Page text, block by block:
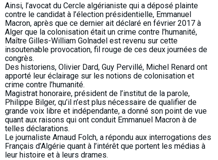
Ainsi, l’avocat du Cercle algérianiste qui a déposé plainte
contre le candidat à l’élection présidentielle, Emmanuel
Macron, après que ce dernier ait déclaré en février 2017 à
Alger que la colonisation était un crime contre l’humanité,
Maître Gilles-William Golnadel est revenu sur cette
insoutenable provocation, fil rouge de ces deux journées de
congrès.
Des historiens, Olivier Dard, Guy Pervillé, Michel Renard ont
apporté leur éclairage sur les notions de colonisation et
crime contre l’humanité.
Magistrat honoraire, président de l’institut de la parole,
Philippe Bilger, qu’il n’est plus nécessaire de qualifier de
grande voix libre et indépendante, a donné son point de vue
quant aux raisons qui ont conduit Emmanuel Macron à de
telles déclarations.
Le journaliste Arnaud Folch, a répondu aux interrogations des
Français d’Algérie quant à l’intérêt que portent les médias à
leur histoire et à leurs drames.